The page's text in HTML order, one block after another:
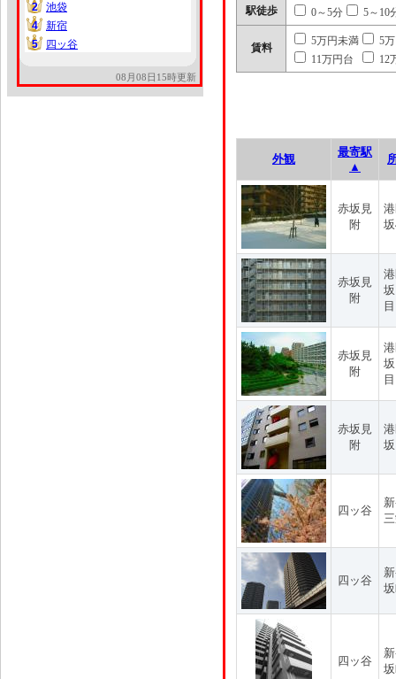
2
2
池袋
4
4
新宿
5
5 四ッ谷
08月08日15時更新
駅徒歩 0～5分 5～10
賃料
5万円未満
5
11万円台
12
外観
最寄駅
▲
赤坂見
附
赤坂見
附
目
赤坂見
附
目
赤坂見
附
四ッ谷
四ッ谷
四ッ谷